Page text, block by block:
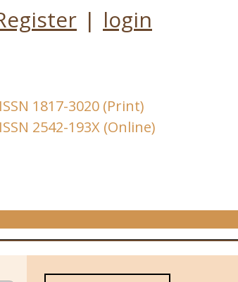
| login
ISSN 1817-3020 (Print)
ISSN 2542-193X (Online)